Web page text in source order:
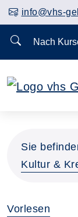
info@vhs-
Nach Kursen
Sie
Kultur &
Vorlesen